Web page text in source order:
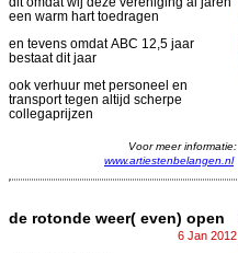
een warm hart toedragen
en tevens omdat ABC 12,5 jaar
bestaat dit jaar
ook verhuur met personeel en
transport tegen altijd scherpe
collegaprijzen
Voor meer informatie:
www.artiestenbelangen.nl
de rotonde weer( even) open
6 Jan 2012